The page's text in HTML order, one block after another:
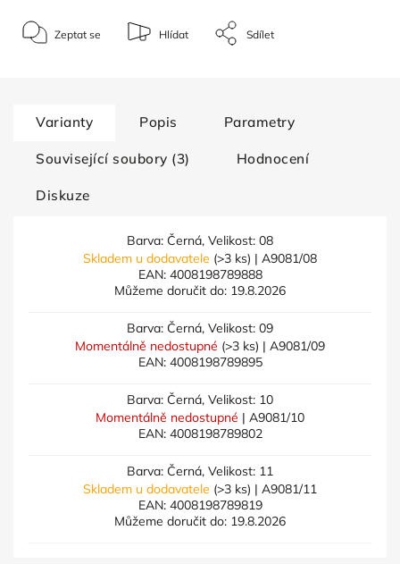
Zeptat se Hlídat Sdílet
Varianty Popis Parametry
Související soubory (3) Hodnocení
Diskuze
Barva: Černá, Velikost: 08
Skladem u dodavatele (>3 ks) | A9081/08
EAN: 4008198789888
Můžeme doručit do: 19.8.2026
Barva: Černá, Velikost: 09
Momentálně nedostupné (>3 ks) | A9081/09
EAN: 4008198789895
Barva: Černá, Velikost: 10
Momentálně nedostupné | A9081/10
EAN: 4008198789802
Barva: Černá, Velikost: 11
Skladem u dodavatele (>3 ks) | A9081/11
EAN: 4008198789819
Můžeme doručit do: 19.8.2026